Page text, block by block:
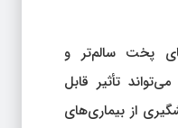
پخت سالم‌تر و
تأثیر قابل
از بیماری‌های